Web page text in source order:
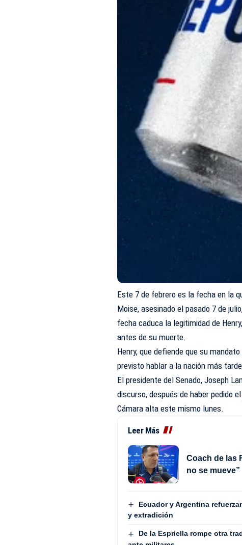
Este 7 de febrero es la fecha en la
Moise, asesinado el pasado 7 de
fecha caduca la legitimidad de
antes de su muerte.
Henry, que defiende que su
previsto hablar a la nación más
El presidente del Senado, Joseph
discurso, después de haber pedido
Cámara alta este mismo lunes.
Leer Más
Coach de las
no se mueve”
Ecuador y Argentina
y extradición
De la Espriella rompe otra